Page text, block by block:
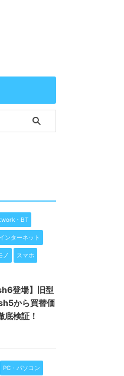
・BT
インターネット
ノ スマホ
登場】旧型
から買替価
底検証！
PC・パソコン